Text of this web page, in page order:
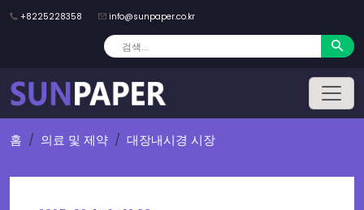
+8225228358 info@sunpaper.co.kr
홈 의료 및 제약 대장내시경 시장